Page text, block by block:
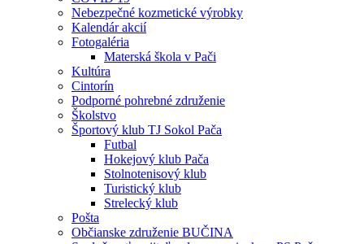
Nebezpečné kozmetické výrobky
Kalendár akcií
Fotogaléria
Materská škola v Pači
Kultúra
Cintorín
Podporné pohrebné združenie
Školstvo
Športový klub TJ Sokol Pača
Futbal
Hokejový klub Pača
Stolnotenisový klub
Turistický klub
Strelecký klub
Pošta
Občianske združenie BUČINA